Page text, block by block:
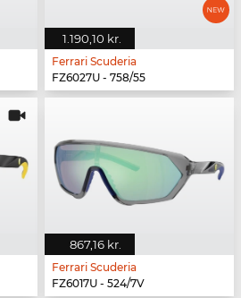
1.190,10 kr.
Ferrari Scuderia
FZ6027U - 758/55
867,16 kr.
Ferrari Scuderia
FZ6017U - 524/7V